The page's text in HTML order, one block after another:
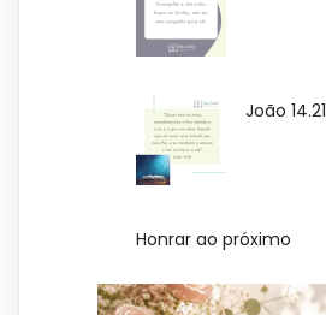
João 14.21
Honrar ao próximo